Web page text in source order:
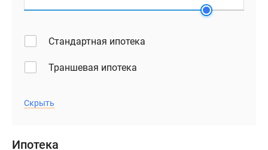
уютные
просторные
трехкомнатные
Некоторые
Стандартная ипотека
Траншевая ипотека
Скрыть
Ипотека